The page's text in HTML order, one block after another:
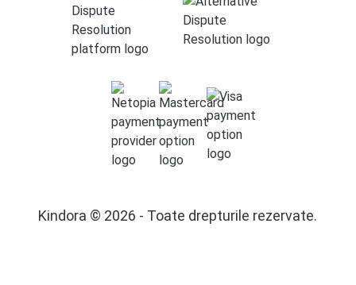
Kindora © 2026 - Toate drepturile rezervate.